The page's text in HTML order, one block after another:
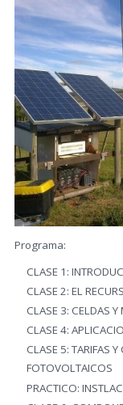
Programa:
CLASE 1:
CLASE 2: EL
CLASE 3: CELDAS
CLASE 4:
CLASE 5: TARIFAS
FOTOVOLTAICOS
PRACTICO: